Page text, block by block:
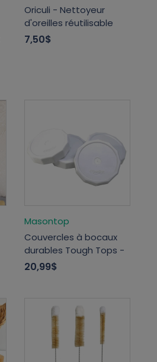
Oriculi - Nettoyeur
d'oreilles réutilisable
7,50$
Masontop
Couvercles à bocaux
durables Tough Tops -
20,99$